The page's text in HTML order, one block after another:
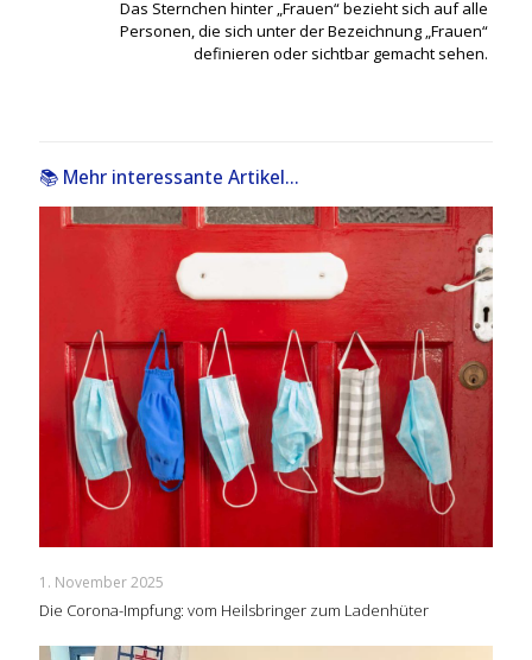
Das Sternchen hinter „Frauen“ bezieht sich auf alle
Personen, die sich unter der Bezeichnung „Frauen“
definieren oder sichtbar gemacht sehen.
📚 Mehr interessante Artikel...
1. November 2025
Die Corona-Impfung: vom Heilsbringer zum Ladenhüter